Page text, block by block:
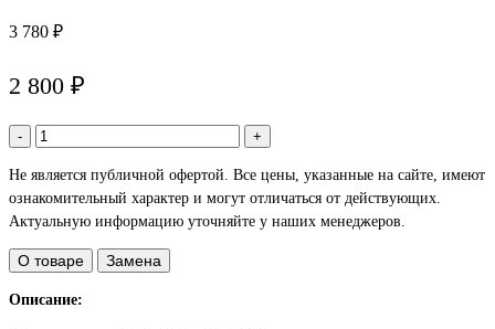
3 780 ₽
2 800 ₽
- +
Не является публичной офертой. Все цены, указанные на сайте, имеют
ознакомительный характер и могут отличаться от действующих.
Актуальную информацию уточняйте у наших менеджеров.
О товаре Замена
Описание: